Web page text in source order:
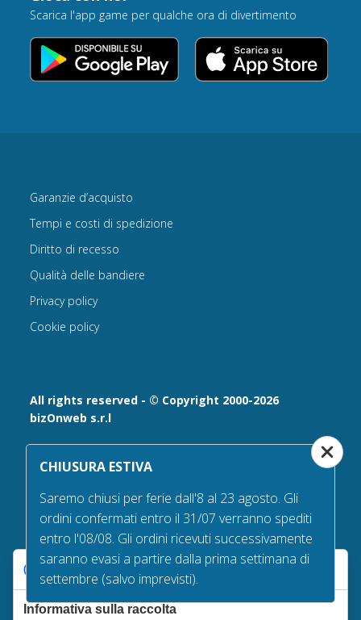
Scarica l'app game per qualche ora di divertimento
All rights reserved - © Copyright 2000-2026
bizOnweb s.r.l
Via Fratelli Bandiera 18, 25122 - Brescia, Italia
P.IVA 02232630984 - Iscrizione presso la Camera di
n° REA 432569 Capitale sociale versato Euro 25.000,00.
Tel +39.030 6394506
PECbizonweb@mailcertiﬁcatapec.it
Garanzie d’acquisto
Tempi e costi di spedizione
Diritto di recesso
Qualità delle bandiere
Privacy policy
Cookie policy
CHIUSURA ESTIVA
Saremo chiusi per ferie dall'8 al 23 agosto. Gli
ordini confermati entro il 31/07 verranno spediti
entro l'08/08. Gli ordini ricevuti successivamente
saranno evasi a partire dalla prima settimana di
settembre (salvo imprevisti).
Le tue preferenze relative alla privacy
Informativa sulla raccolta